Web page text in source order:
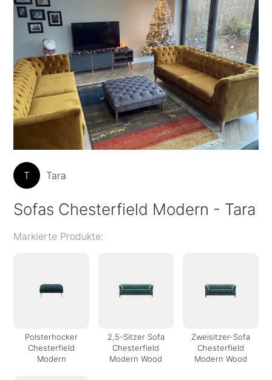
T Tara
Sofas Chesterfield Modern - Tara
Markierte Produkte:
Polsterhocker
Chesterfield
Modern
2,5-Sitzer Sofa
Chesterfield
Modern Wood
Zweisitzer-Sofa
Chesterfield
Modern Wood